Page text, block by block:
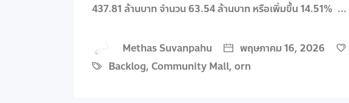
437.81 ล้านบาท จำนวน 63.54 ล้านบาท หรือเพิ่มขึ้น 14.51%
Methas Suvanpahu พฤษภาคม 16, 2026
Backlog, Community Mall, orn